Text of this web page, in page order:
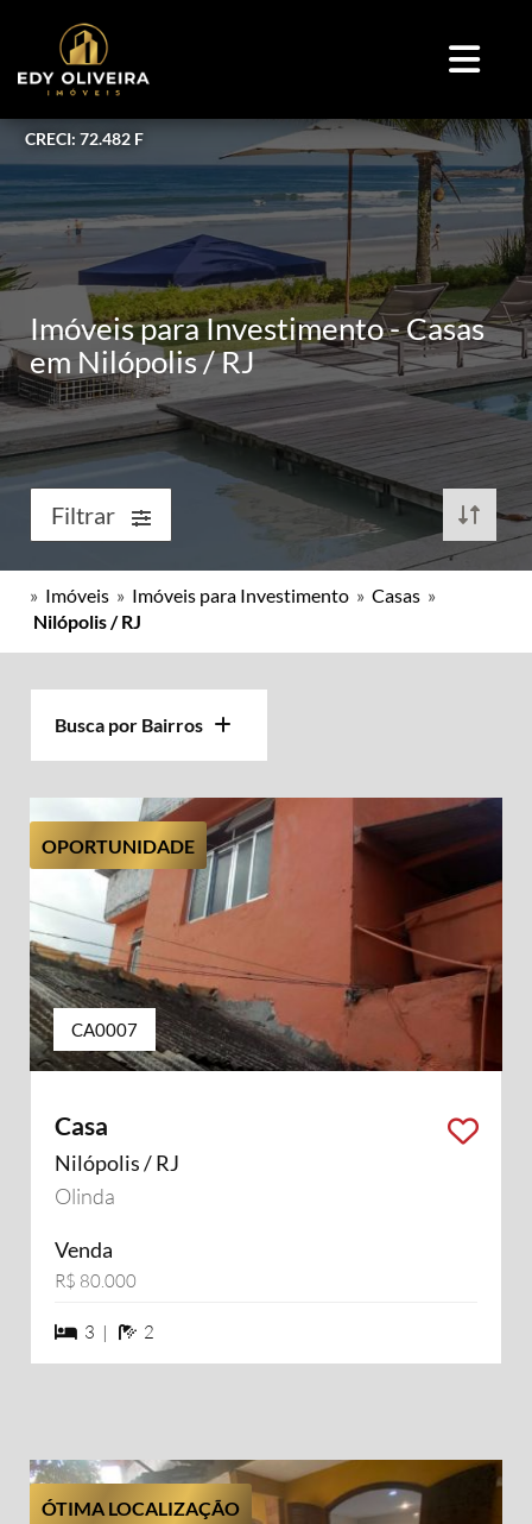
CRECI: 72.482 F
Imóveis para Investimento - Casas
em Nilópolis / RJ
Filtrar
» Imóveis » Imóveis para Investimento » Casas »
Nilópolis / RJ
Busca por Bairros
OPORTUNIDADE
CA0007
Casa
Nilópolis / RJ
Olinda
Venda
R$ 80.000
3 dormiórios
3 | 2 banheiros
2
ÓTIMA LOCALIZAÇÃO